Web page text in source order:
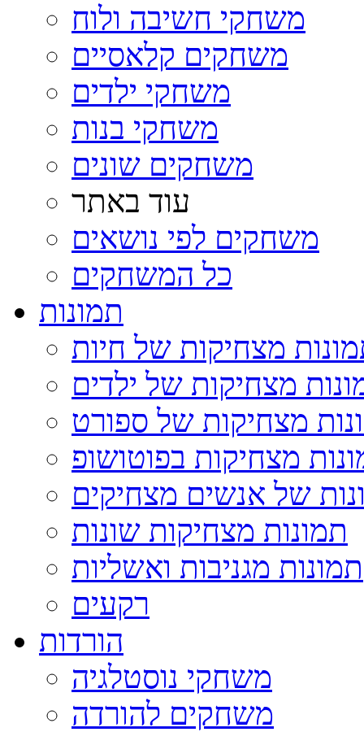
משחקי חשיבה ולוח
משחקים קלאסיים
משחקי ילדים
משחקי בנות
משחקים שונים
עוד באתר
משחקים לפי נושאים
כל המשחקים
תמונות
מצחיקות של חיות
מצחיקות של ילדים
מצחיקות של ספורט
מצחיקות בפוטושופ
של אנשים מצחיקים
תמונות מצחיקות שונות
תמונות מגניבות ואשליות
רקעים
הורדות
משחקי נוסטלגיה
משחקים להורדה